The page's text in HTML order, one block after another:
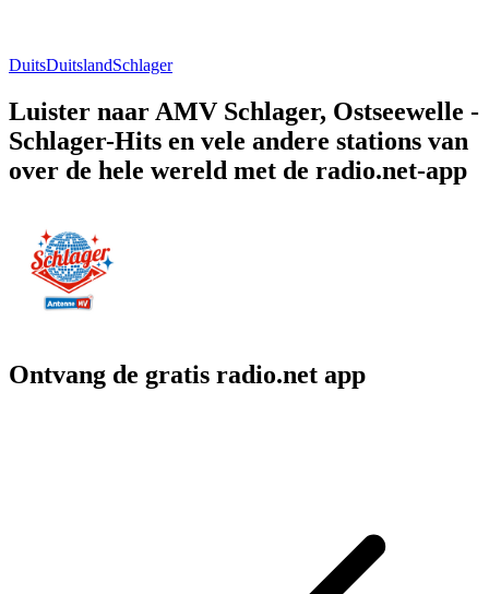
DuitsDuitslandSchlager
Luister naar AMV Schlager, Ostseewelle -
Schlager-Hits en vele andere stations van
over de hele wereld met de radio.net-app
Ontvang de gratis radio.net app